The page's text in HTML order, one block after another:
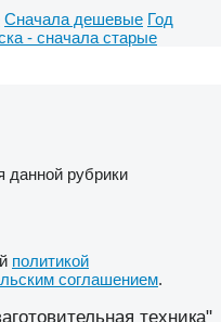
Сначала дешевые Год
- сначала старые
данной рубрики
политикой
соглашением.
техника"